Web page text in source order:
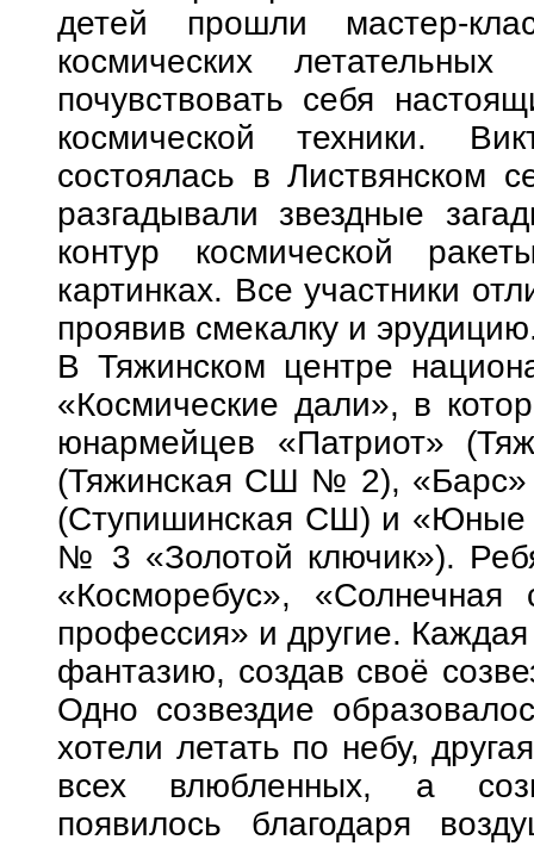
детей прошли мастер-
космических
почувствовать себя
космической техники.
состоялась в Листвянском
разгадывали звездные
контур космической
картинках. Все участники
проявив смекалку и
В Тяжинском центре
«Космические дали», в
юнармейцев «Патриот»
(Тяжинская СШ № 2),
(Ступишинская СШ) и «Юные
№ 3 «Золотой ключик»).
«Косморебус»,
профессия» и другие.
фантазию, создав своё
Одно созвездие
хотели летать по небу,
всех влюбленных, а
появилось благодаря